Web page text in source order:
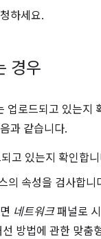
하세요.
경우
업로드되고 있는지
과 같습니다.
고 있는지 확인합
의 속성을 검사합니
네트워크 패널로
방법에 관한 맞